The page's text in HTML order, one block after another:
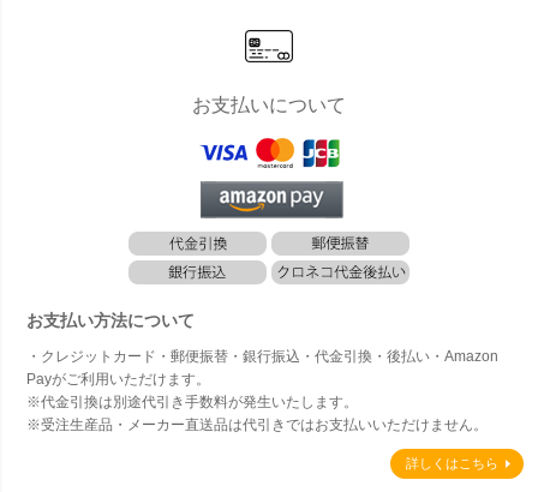
お支払いについて
お支払い方法について
・クレジットカード・郵便振替・銀行振込・代金引換・後払い・Amazon
Payがご利用いただけます。
※代金引換は別途代引き手数料が発生いたします。
※受注生産品・メーカー直送品は代引きではお支払いいただけません。
詳しくはこちら